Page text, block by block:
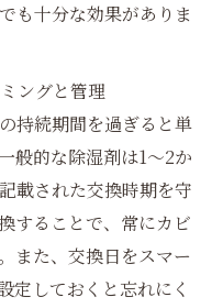
も十分な効果がありま
ングと管理
持続期間を過ぎると単
般的な除湿剤は1〜2か
載された交換時期を守
することで、常にカビ
また、交換日をスマー
定しておくと忘れにく